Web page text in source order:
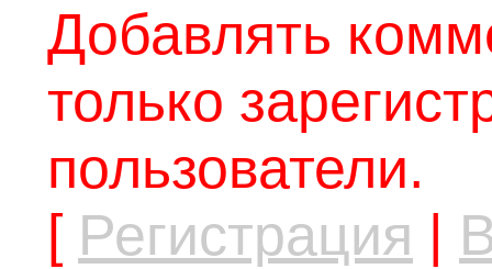
Добавлять
только
пользователи.
[ Регистрация |